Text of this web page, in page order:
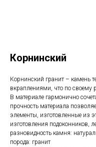
Корнинский
Корнинский гранит – камень
вкраплениями, что по своему
В материале гармонично
прочность материала
элементы, изготовленные из
изготовления подоконников,
разновидность камня:
порода: гранит